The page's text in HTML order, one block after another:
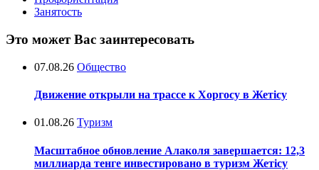
Занятость
Это может Вас заинтересовать
07.08.26 Общество
Движение открыли на трассе к Хоргосу в Жетісу
01.08.26 Туризм
Масштабное обновление Алаколя завершается: 12,3
миллиарда тенге инвестировано в туризм Жетісу